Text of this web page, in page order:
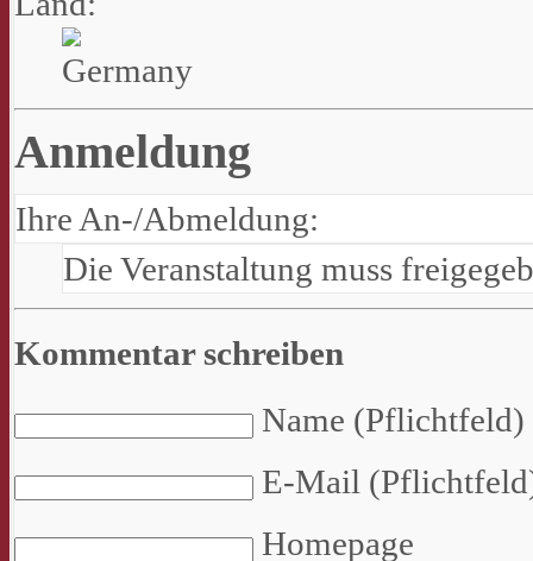
Anmeldung
Ihre An-/Abmeldung:
Die Veranstaltung muss
Kommentar schreiben
Name (Pflichtfeld)
E-Mail
Homepage